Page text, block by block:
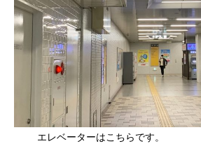
エレベーターはこちらです。